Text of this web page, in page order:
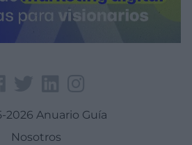
2026 Anuario Guía
Nosotros